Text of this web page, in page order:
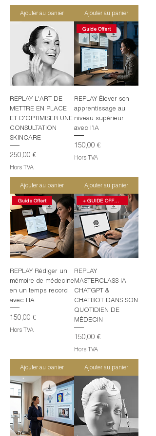
Ajouter au panier Ajouter au panier
REPLAY L'ART DE
METTRE EN PLACE
ET D'OPTIMISER UNE
CONSULTATION
SKINCARE
Prix
250,00 €
Hors TVA
Ajouter au panier
Guide Offert
REPLAY Élever son
apprentissage au
niveau supérieur
avec l’IA
Prix
150,00 €
Hors TVA
Ajouter au panier
Guide Offert
REPLAY Rédiger un
mémoire de médecine
en un temps record
avec l’IA
Prix
150,00 €
Hors TVA
Ajouter au panier
+ GUIDE OFFERT
REPLAY
MASTERCLASS IA,
CHATGPT &
CHATBOT DANS SON
QUOTIDIEN DE
MÉDECIN
Prix
150,00 €
Hors TVA
Ajouter au panier